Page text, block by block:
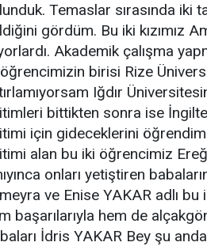
Temaslar sırasında iki
gördüm. Bu iki kızımız
Akademik çalışma
birisi Rize
Iğdır
bittikten sonra ise
için gideceklerini
alan bu iki öğrencimiz
onları yetiştiren
ve Enise YAKAR adlı
başarılarıyla hem de
İdris YAKAR Bey şu